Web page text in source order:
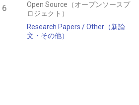
Open Source（オープンソースプ
ロジェクト）
Research Papers / Other（新論
文・その他）